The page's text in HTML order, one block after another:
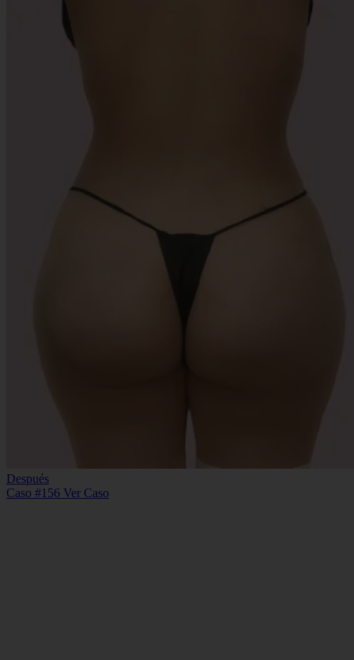
Después
Caso #156 Ver Caso